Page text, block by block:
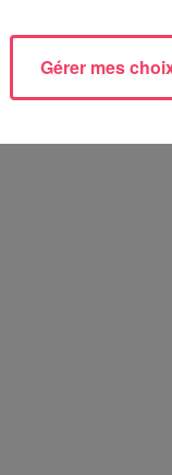
Gérer mes